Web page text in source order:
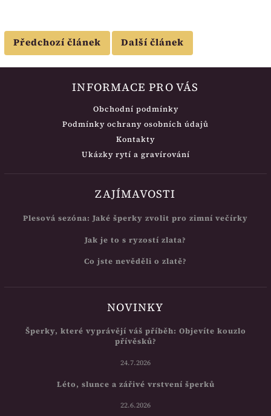
Předchozí článek Další článek
INFORMACE PRO VÁS
Obchodní podmínky
Podmínky ochrany osobních údajů
Kontakty
Ukázky rytí a gravírování
ZAJÍMAVOSTI
Plesová sezóna: Jaké šperky zvolit pro zimní večírky
Jak je to s ryzostí zlata?
Co jste nevěděli o zlatě?
NOVINKY
Šperky, které vyprávějí váš příběh: Objevíte kouzlo
přívěsků?
24.7.2026
Léto, slunce a zářivé vrstvení šperků
22.6.2026